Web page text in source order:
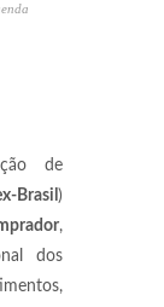
de
Brasil )
,
dos